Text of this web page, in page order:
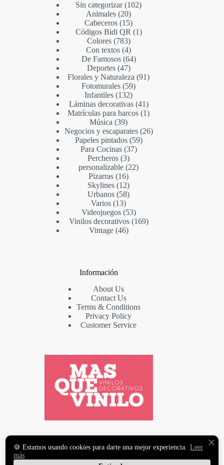
Sin categorizar 102
Animales 20
Cabeceros 15
Códigos Bidi QR
1
Colores 783
Con textos 4
De Famosos 64
Deportes 47
Florales y Naturaleza 91
Fotomurales 59
Infantiles 132
Láminas decorativas 41
Matrículas para barcos 1
Música 39
Negocios y escaparates 26
Papeles pintados 59
Para Cocinas 37
Percheros 3
personalizable 22
Pizarras 16
Skylines 12
Urbanos 58
Varios 13
Videojuegos 53
Vinilos decorativos 169
Vintage 46
Información
About Us
Contact Us
Terms & Conditions
Privacy Policy
Customer Service
VINILOS DECORATIVOS
Y FOTOMURALES
PREMIUM
🍪 Estamos usando cookies para darte una mejor experiencia. Leer
más